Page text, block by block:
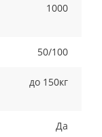
1000
50/100
до 150кг
Да